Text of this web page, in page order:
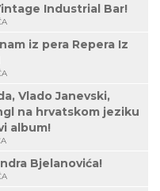
Industrial Bar!
iz pera Repera Iz
Vlado Janevski,
na hrvatskom jeziku
album!
Bjelanovića!